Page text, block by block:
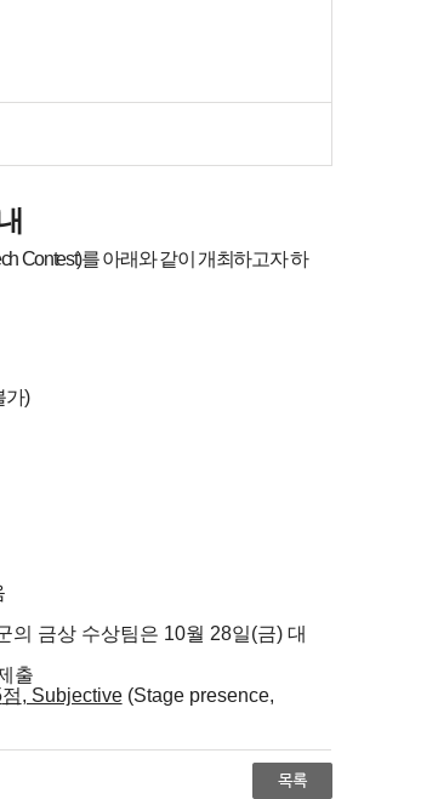
Contest)를 아래와 같이 개최하고자 하
가)
의 금상 수상팀은 10월 28일(금) 대
출
점, Subjective (Stage presence,